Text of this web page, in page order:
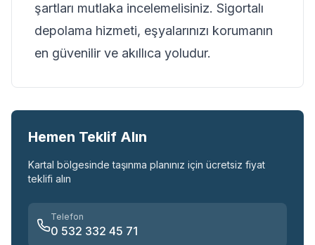
şartları mutlaka incelemelisiniz. Sigortalı
depolama hizmeti, eşyalarınızı korumanın
en güvenilir ve akıllıca yoludur.
Hemen Teklif Alın
Kartal bölgesinde taşınma planınız için ücretsiz fiyat
teklifi alın
Telefon
0 532 332 45 71